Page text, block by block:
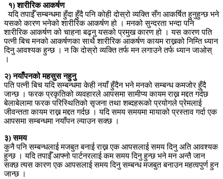
१) शारीरिक आकर्षण
यदि तपाईँ सम्बन्धमा हुँदा हुँदै पनि कोही दोस्रो व्यक्ति सँग आकर्षित हुनुहुन्छ भने
यसको कारण भनेको शारीरिक आकर्षण हो । मनको सुन्दरता भन्दा पनि
शारीरिक आकर्षण को चाहना बढ्नु यसको प्रमुख कारण हो । यस कारण पति
पत्नी बिच मनको आकर्षणका साथै शारीरिक आकर्षण कायम राख्नको निम्ति ध्यान
दिनु आवश्यक हुन्छ । न कि दोस्रो व्यक्ति तर्फ मन लगाउने तर्फ ध्यान जाओस्
।
२) नयाँपनको महसुस नहुनु
पति पत्नी बिच यदि सम्बन्धमा केही नयाँ हुँदैन भने मनको सम्बन्ध कमजोर हुँदै
जान्छ । फरक प्रकृतिको व्यवहारले आपसमा सामीप्य कायम राख्न मद्दत गर्दछ
बेलाबेलामा फरक परिस्थितिको सृजना तथा शब्दहरूको प्रयोगले प्रेमलाई
जीवन्तता कायम राख्न मद्दत गर्दछ । यदि समय समयमा मायाको प्रस्ताव गर्दा एक
आपसमा सम्बन्धमा नयाँपन ल्याउन सक्छ ।
३) समय
कुनै पनि सम्बन्धलाई मजबुत बनाई राख्न एक आपसलाई समय दिनु अति आवश्यक
हुन्छ । यदि तपाईँ आफ्नो पार्टनरलाई कम समय दिनु हुन्छ भने मन अन्तै जान
सक्छ त्यस कारण एक आपसलाई समय दिनु सम्बन्ध मजबुत बनाउन महत्वपुर्ण हुन
जान्छ ।